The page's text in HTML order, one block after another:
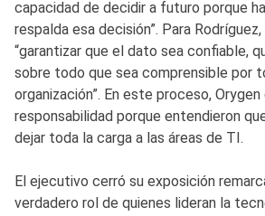
capacidad de decidir a futuro porque
respalda esa decisión”. Para
“garantizar que el dato sea confiable,
sobre todo que sea comprensible por
organización”. En este proceso,
responsabilidad porque entendieron
dejar toda la carga a las áreas de TI.
El ejecutivo cerró su exposición
verdadero rol de quienes lideran la